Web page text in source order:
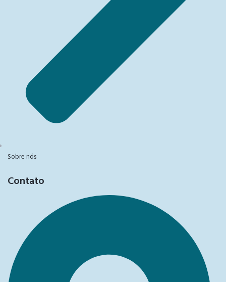
Sobre nós
Contato